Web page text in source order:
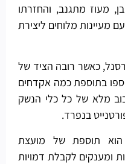
מעוז מתגנב, והחזרתו
מעיינות מלוחים ליצירת
כאשר רובה הציד של
בתוספת כמה אקדחים
מלא של כל כלי הנשק
בנפרד.
הוא תוספת של מועצת
ומענקים לקבלת דמויות